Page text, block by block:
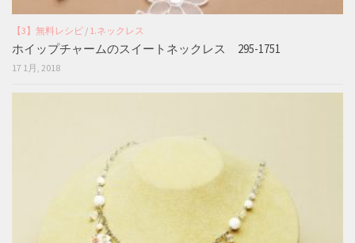
【3】無料レシピ / 1.ネックレス
ホイップチャームのスイートネックレス 295-1751
17 1月, 2018